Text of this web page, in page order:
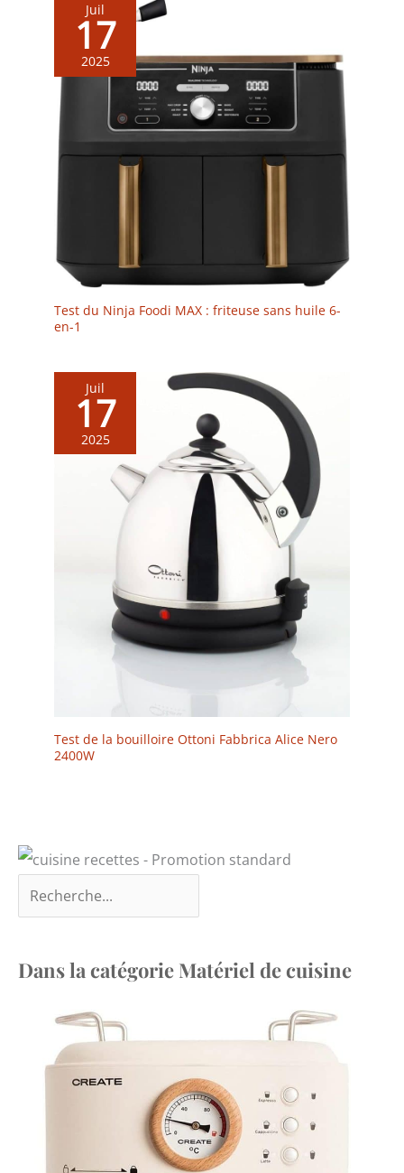
Juil
17
2025
Test du Ninja Foodi MAX : friteuse sans huile 6-
en-1
Juil
17
2025
Test de la bouilloire Ottoni Fabbrica Alice Nero
2400W
Dans la catégorie Matériel de cuisine